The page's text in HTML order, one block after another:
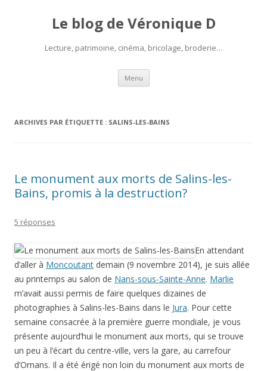
Le blog de Véronique D
Lecture, patrimoine, cinéma, bricolage, broderie…
Menu Aller
contenu
ARCHIVES PAR ÉTIQUETTE : SALINS-LES-BAINS
Le monument aux morts de Salins-les-
Bains, promis à la destruction?
5 réponses
En attendant
d’aller à Moncoutant demain (9 novembre 2014), je suis allée
au printemps au salon de Nans-sous-Sainte-Anne. Marlie
m’avait aussi permis de faire quelques dizaines de
photographies à Salins-les-Bains dans le Jura. Pour cette
semaine consacrée à la première guerre mondiale, je vous
présente aujourd’hui le monument aux morts, qui se trouve
un peu à l’écart du centre-ville, vers la gare, au carrefour
d’Ornans. Il a été érigé non loin du monument aux morts de